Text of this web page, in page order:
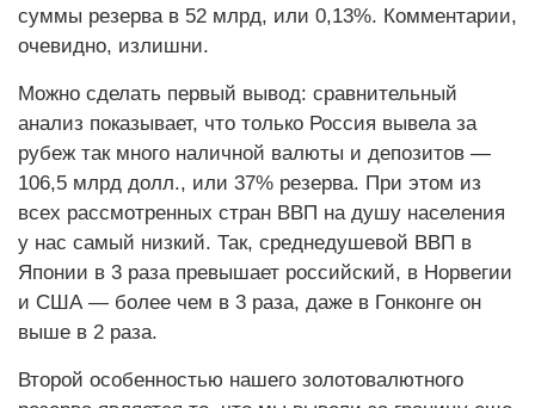
суммы резерва в 52 млрд, или 0,13%. Комментарии,
очевидно, излишни.
Можно сделать первый вывод: сравнительный
анализ показывает, что только Россия вывела за
рубеж так много наличной валюты и депозитов —
106,5 млрд долл., или 37% резерва. При этом из
всех рассмотренных стран ВВП на душу населения
у нас самый низкий. Так, среднедушевой ВВП в
Японии в 3 раза превышает российский, в Норвегии
и США — более чем в 3 раза, даже в Гонконге он
выше в 2 раза.
Второй особенностью нашего золотовалютного